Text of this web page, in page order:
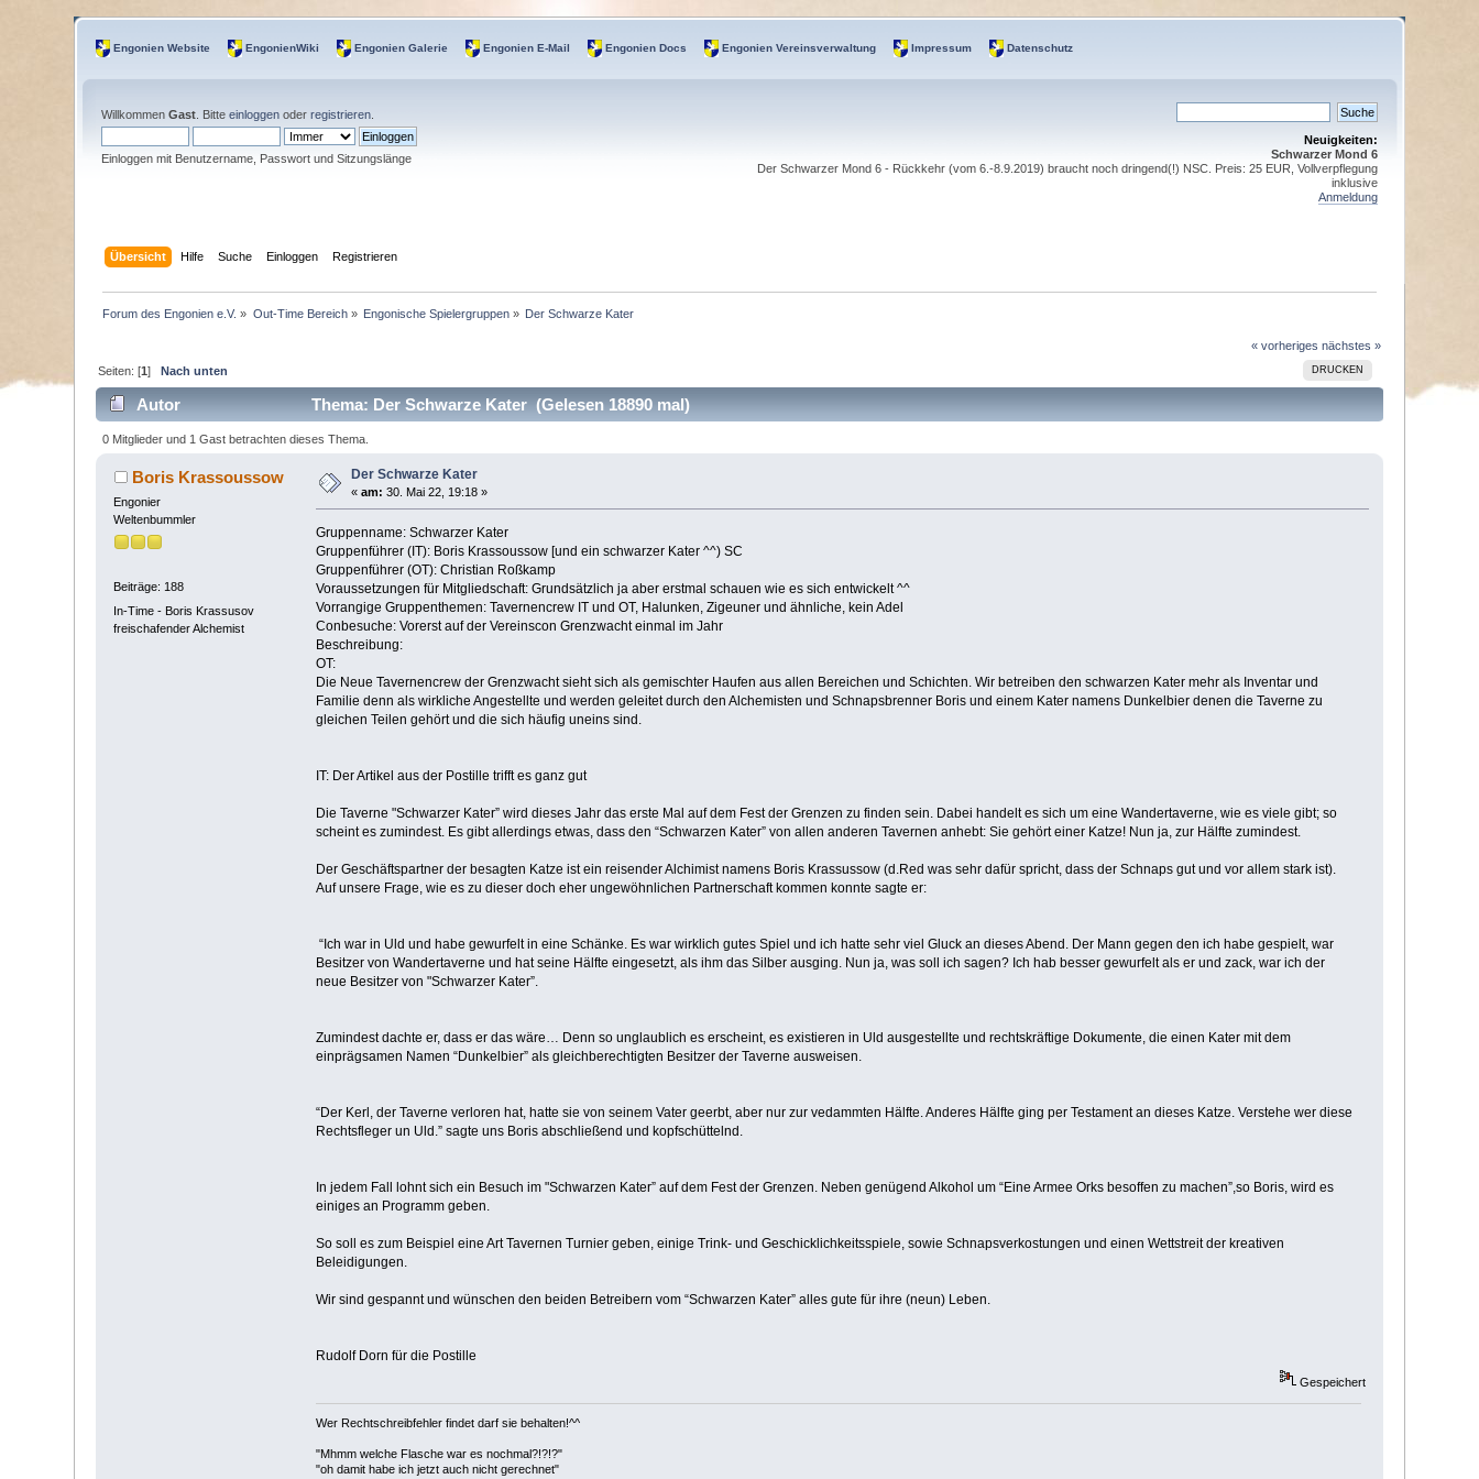
Engonien Website EngonienWiki Engonien Galerie Engonien E-Mail Engonien Docs Engonien Vereinsverwaltung Impressum Datenschutz
WillkommenGast . Bitteeinloggen oderregistrieren
Einloggen mit Benutzername, Passwort und Sitzungslänge
Neuigkeiten:
Schwarzer Mond 6
Der Schwarzer Mond 6 - Rückkehr (vom 6.-8.9.2019) braucht noch dringend(!) NSC. Preis: 25 EUR, Vollverpflegung
inklusive
Anmeldung
Übersicht Hilfe Suche Einloggen Registrieren
Forum des Engonien e.V. » Out-Time Bereich» Engonische Spielergruppen » Der Schwarze Kater
« vorheriges nächstes »
DRUCKEN
Seiten: [1]Nach unten
Autor Thema: Der Schwarze Kater (Gelesen 18890 mal)
0 Mitglieder und 1 Gast betrachten dieses Thema.
Boris Krassoussow
Engonier
Weltenbummler
Beiträge: 188
In-Time - Boris Krassusov
freischafender Alchemist
Der Schwarze Kater
«am: 30. Mai 22, 19:18 »
Gruppenname: Schwarzer Kater
Gruppenführer (IT): Boris Krassoussow [und ein schwarzer Kater ^^) SC
Gruppenführer (OT): Christian Roßkamp
Voraussetzungen für Mitgliedschaft: Grundsätzlich ja aber erstmal schauen wie es sich entwickelt ^^
Vorrangige Gruppenthemen: Tavernencrew IT und OT, Halunken, Zigeuner und ähnliche, kein Adel
Conbesuche: Vorerst auf der Vereinscon Grenzwacht einmal im Jahr
Beschreibung:
OT:
Die Neue Tavernencrew der Grenzwacht sieht sich als gemischter Haufen aus allen Bereichen und Schichten. Wir betreiben den schwarzen Kater mehr als Inventar und
Familie denn als wirkliche Angestellte und werden geleitet durch den Alchemisten und Schnapsbrenner Boris und einem Kater namens Dunkelbier denen die Taverne zu
gleichen Teilen gehört und die sich häufig uneins sind.
IT: Der Artikel aus der Postille trifft es ganz gut
Die Taverne "Schwarzer Kater” wird dieses Jahr das erste Mal auf dem Fest der Grenzen zu finden sein. Dabei handelt es sich um eine Wandertaverne, wie es viele gibt; so
scheint es zumindest. Es gibt allerdings etwas, dass den “Schwarzen Kater” von allen anderen Tavernen anhebt: Sie gehört einer Katze! Nun ja, zur Hälfte zumindest.
Der Geschäftspartner der besagten Katze ist ein reisender Alchimist namens Boris Krassussow (d.Red was sehr dafür spricht, dass der Schnaps gut und vor allem stark ist).
Auf unsere Frage, wie es zu dieser doch eher ungewöhnlichen Partnerschaft kommen konnte sagte er:
“Ich war in Uld und habe gewurfelt in eine Schänke. Es war wirklich gutes Spiel und ich hatte sehr viel Gluck an dieses Abend. Der Mann gegen den ich habe gespielt, war
Besitzer von Wandertaverne und hat seine Hälfte eingesetzt, als ihm das Silber ausging. Nun ja, was soll ich sagen? Ich hab besser gewurfelt als er und zack, war ich der
neue Besitzer von "Schwarzer Kater”.
Zumindest dachte er, dass er das wäre… Denn so unglaublich es erscheint, es existieren in Uld ausgestellte und rechtskräftige Dokumente, die einen Kater mit dem
einprägsamen Namen “Dunkelbier” als gleichberechtigten Besitzer der Taverne ausweisen.
“Der Kerl, der Taverne verloren hat, hatte sie von seinem Vater geerbt, aber nur zur vedammten Hälfte. Anderes Hälfte ging per Testament an dieses Katze. Verstehe wer diese
Rechtsfleger un Uld.” sagte uns Boris abschließend und kopfschüttelnd.
In jedem Fall lohnt sich ein Besuch im "Schwarzen Kater” auf dem Fest der Grenzen. Neben genügend Alkohol um “Eine Armee Orks besoffen zu machen”,so Boris, wird es
einiges an Programm geben.
So soll es zum Beispiel eine Art Tavernen Turnier geben, einige Trink- und Geschicklichkeitsspiele, sowie Schnapsverkostungen und einen Wettstreit der kreativen
Beleidigungen.
Wir sind gespannt und wünschen den beiden Betreibern vom “Schwarzen Kater” alles gute für ihre (neun) Leben.
Rudolf Dorn für die Postille
Gespeichert
Wer Rechtschreibfehler findet darf sie behalten!^^
"Mhmm welche Flasche war es nochmal?!?!?"
"oh damit habe ich jetzt auch nicht gerechnet"